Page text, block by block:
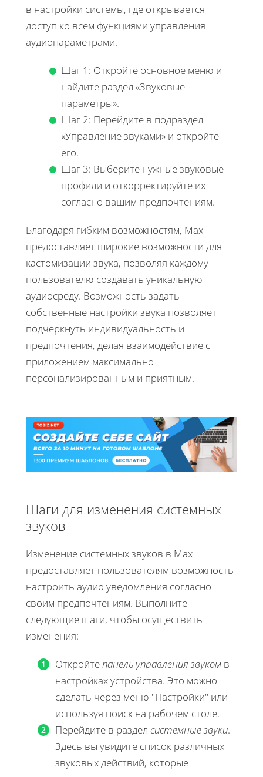
в настройки системы, где открывается
доступ ко всем функциями управления
аудиопараметрами.
Шаг 1: Откройте основное меню и
найдите раздел «Звуковые
параметры».
Шаг 2: Перейдите в подраздел
«Управление звуками» и откройте
его.
Шаг 3: Выберите нужные звуковые
профили и откорректируйте их
согласно вашим предпочтениям.
Благодаря гибким возможностям, Max
предоставляет широкие возможности для
кастомизации звука, позволяя каждому
пользователю создавать уникальную
аудиосреду. Возможность задать
собственные настройки звука позволяет
подчеркнуть индивидуальность и
предпочтения, делая взаимодействие с
приложением максимально
персонализированным и приятным.
Шаги для изменения системных
звуков
Изменение системных звуков в Max
предоставляет пользователям возможность
настроить аудио уведомления согласно
своим предпочтениям. Выполните
следующие шаги, чтобы осуществить
изменения:
Откройтепанель управления звуком в
настройках устройства. Это можно
сделать через меню "Настройки" или
используя поиск на рабочем столе.
Перейдите в раздел системные звуки.
Здесь вы увидите список различных
звуковых действий, которые